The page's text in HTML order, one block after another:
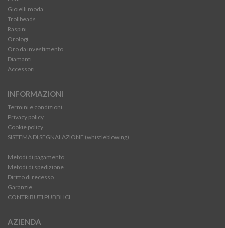
Gioielli moda
Trollbeads
Raspini
Orologi
Oro da investimento
Diamanti
Accessori
INFORMAZIONI
Termini e condizioni
Privacy policy
Cookie policy
SISTEMA DI SEGNALAZIONE (whistleblowing)
Metodi di pagamento
Metodi di spedizione
Diritto di recesso
Garanzie
CONTRIBUTI PUBBLICI
AZIENDA